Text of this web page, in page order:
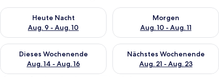
Heute Nacht
Aug. 9 - Aug. 10
Überprüfe die Verfügbarkeit für heute Nacht, Aug. 9 - Aug.
Morgen
Aug. 10 - Aug. 11
Überprüfe die Verfügbarkeit
Dieses Wochenende
Aug. 14 - Aug. 16
Überprüfe die Verfügbarkeit für dieses Wochenende, Aug. 14
Nächstes Wochenende
Aug. 21 - Aug. 23
Überprüfe die Verfügbarkeit